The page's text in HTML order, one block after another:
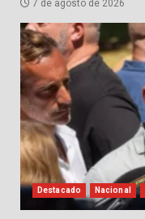
7 de agosto de 2026
Destacado Nacional